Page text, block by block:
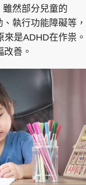
然部分兒童的
執行功能障礙等，
是ADHD在作祟。
善。